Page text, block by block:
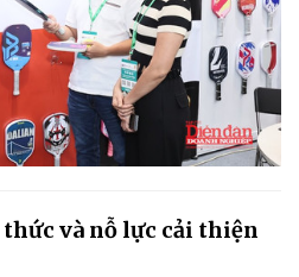
và nỗ lực cải thiện